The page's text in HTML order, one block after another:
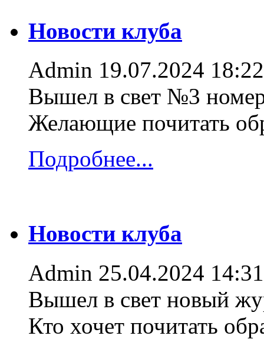
Новости клуба
Admin 19.07.2024 18:22
Вышел в свет №3
Желающие почитать
Подробнее...
Новости клуба
Admin 25.04.2024 14:31
Вышел в свет новый
Кто хочет почитать